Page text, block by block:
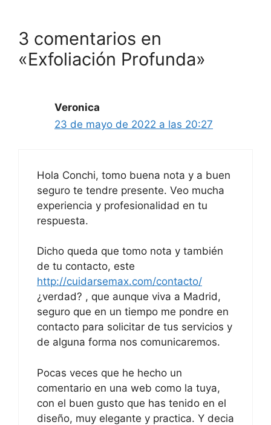
3 comentarios en
«Exfoliación Profunda»
Veronica
23 de mayo de 2022 a las 20:27
Hola Conchi, tomo buena nota y a buen
seguro te tendre presente. Veo mucha
experiencia y profesionalidad en tu
respuesta.
Dicho queda que tomo nota y también
de tu contacto, este
http://cuidarsemax.com/contacto/
¿verdad? , que aunque viva a Madrid,
seguro que en un tiempo me pondre en
contacto para solicitar de tus servicios y
de alguna forma nos comunicaremos.
Pocas veces que he hecho un
comentario en una web como la tuya,
con el buen gusto que has tenido en el
diseño, muy elegante y practica. Y decia